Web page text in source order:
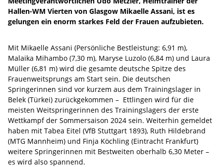
Hallen-WM Vierten von Glasgow Mikaelle Assani, ist es
gelungen ein enorm starkes Feld der Frauen aufzubieten.
Mit Mikaelle Assani (Persönliche Bestleistung: 6,91 m),
Malaika Mihambo (7,30 m), Maryse Luzolo (6,84 m) und Laura
Müller (6,81 m) wird die gesamte deutsche Spitze des
Frauenweitsprungs am Start sein. Die deutschen
Springerinnen sind vor kurzem aus dem Trainingslager in
Belek (Türkei) zurückgekommen – Ettlingen wird für die
meisten Weitspringerinnen des Trainingslagers der erste
Wettkampf der Sommersaison 2024 sein. Weiterhin gemeldet
haben mit Tabea Eitel (VfB Stuttgart 1893), Ruth Hildebrand
(MTG Mannheim) und Finja Köchling (Eintracht Frankfurt)
weitere Springerinnen mit Bestweiten oberhalb 6,30 Meter –
es wird also spannend.